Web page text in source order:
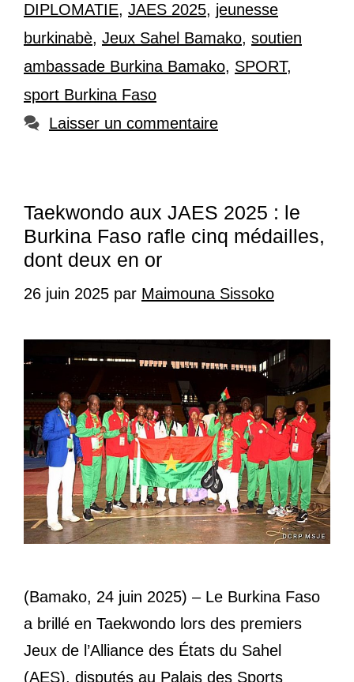
DIPLOMATIE, JAES 2025, jeunesse
burkinabè, Jeux Sahel Bamako, soutien
ambassade Burkina Bamako, SPORT,
sport Burkina Faso
Laisser un commentaire
Taekwondo aux JAES 2025 : le
Burkina Faso rafle cinq médailles,
dont deux en or
26 juin 2025 par Maimouna Sissoko
(Bamako, 24 juin 2025) – Le Burkina Faso
a brillé en Taekwondo lors des premiers
Jeux de l’Alliance des États du Sahel
(AES), disputés au Palais des Sports